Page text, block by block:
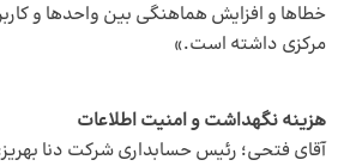
خطاها و افزایش هماهنگی بین واحدها و
مرکزی داشته است.»
هزینه نگهداشت و امنیت اطلاعات
آقای فتحی؛ رئیس حسابداری شرکت دنا